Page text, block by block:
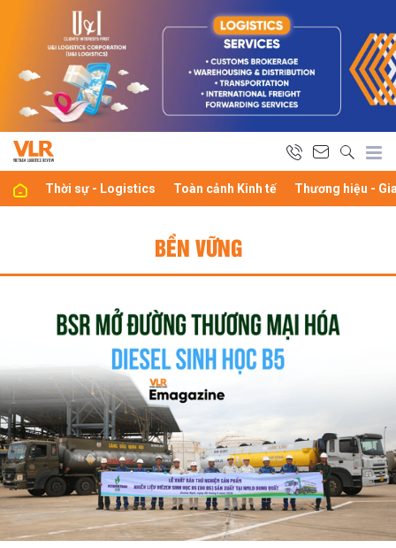
Thời sự - Logistics Toàn cảnh Kinh tế Thương hiệu -
BỀN VỮNG